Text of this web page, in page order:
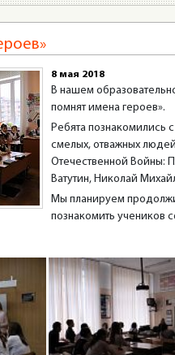
8 мая 2018
В нашем
помнят имена героев».
Ребята познакомились
смелых, отважных
Отечественной Войны:
Ватутин, Николай
Мы планируем
познакомить учеников